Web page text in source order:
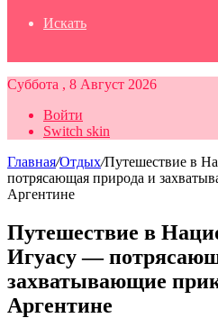
Искать
Суббота , 8 Август 2026
Войти
Switch skin
Главная/Отдых/Путешествие в
потрясающая природа и
Аргентине
Путешествие в
Игуасу —
захватывающие
Аргентине